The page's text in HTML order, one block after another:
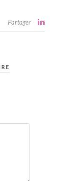
Partager